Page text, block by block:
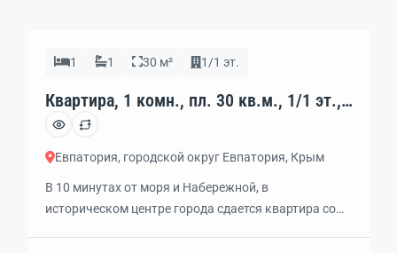
1 1 30 м² 1/1 эт.
Квартира, 1 комн., пл. 30 кв.м., 1/1 эт.,
код: 379228
Евпатория, городской округ Евпатория, Крым
В 10 минутах от моря и Набережной, в
историческом центре города сдается квартира со